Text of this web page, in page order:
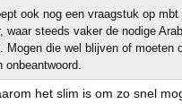
ook nog een vraagstuk op
waar steeds vaker de nodige
Mogen die wel blijven of moeten
onbeantwoord.
het slim is om zo snel